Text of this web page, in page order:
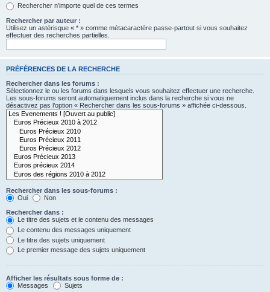
Rechercher n’importe quel de ces termes
Rechercher par auteur :
Utilisez un astérisque « * » comme métacaractère passe-partout si vous souhaitez
effectuer des recherches partielles.
PRÉFÉRENCES DE LA RECHERCHE
Rechercher dans les forums :
Sélectionnez le ou les forums dans lesquels vous souhaitez effectuer une recherche.
Les sous-forums seront automatiquement inclus dans la recherche si vous ne
désactivez pas l’option « Rechercher dans les sous-forums » affichée ci-dessous.
Rechercher dans les sous-forums :
Oui
Non
Rechercher dans :
Le titre des sujets et le contenu des messages
Le contenu des messages uniquement
Le titre des sujets uniquement
Le premier message des sujets uniquement
Afficher les résultats sous forme de :
Messages
Sujets